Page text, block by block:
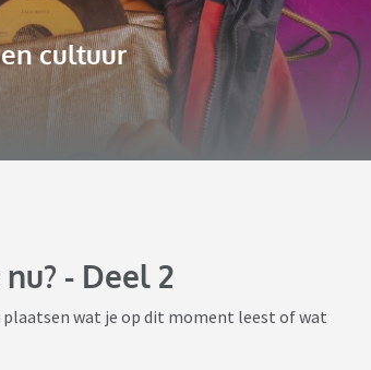
cultuur
- Deel 2
wat je op dit moment leest of wat